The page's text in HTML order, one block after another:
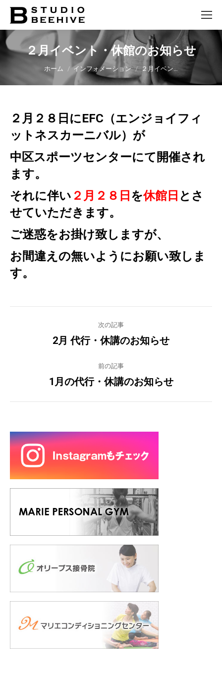
２月イベント・休館のお知らせ
You are here:ホーム インフォメーション ２月イベン…
２月２８日にEFC（エンジョイフィ
ットネスカーニバル）が
中区スポーツセンターにて開催され
ます。
それに伴い ２月２８日 を休館日 とさ
せていただきます。
ご迷惑をお掛け致しますが、
お間違えの無いようにお願い致しま
す。
navigation
次の記事
Previous
2月 代行・休講のお知らせ
前の記事
Next
1月の代行・休講のお知らせ